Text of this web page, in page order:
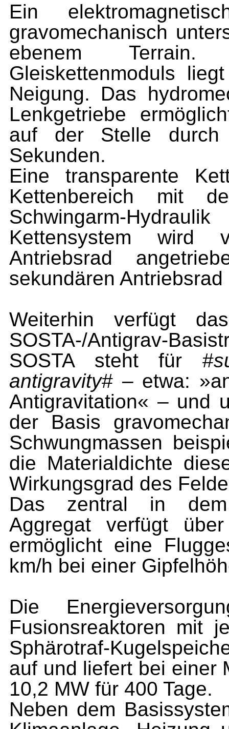
Ein
gravomechanisch
ebenem
Gleiskettenmoduls
Neigung. Das
Lenkgetriebe
auf der Stelle durch
Sekunden.
Eine transparente
Kettenbereich mit
Schwingarm-
Kettensystem wird
Antriebsrad
sekundären
Weiterhin verfügt
SOSTA-/Antigrav-
SOSTA steht für #
antigravity# – etwa:
Antigravitation« – und
der Basis
Schwungmassen
die Materialdichte
Wirkungsgrad des
Das zentral in dem
Aggregat verfügt
ermöglicht eine
km/h bei einer
Die
Fusionsreaktoren mit
Sphärotraf-
auf und liefert bei einer
10,2 MW für 400 Tage.
Neben dem